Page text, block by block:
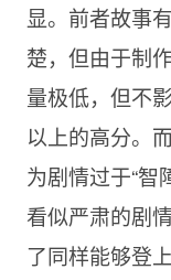
显。前者故事
楚，但由于制
量极低，但不
以上的高分。
为剧情过于“智
看似严肃的剧
了同样能够登